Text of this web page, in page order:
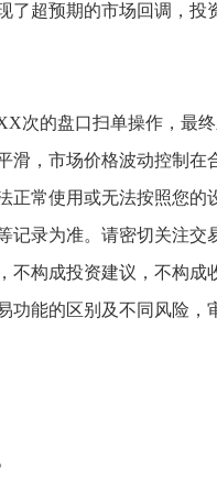
了超预期的市场回调，
次的盘口扫单操作，最
，市场价格波动控制在
正常使用或无法按照您
记录为准。请密切关注
不构成投资建议，不构
能的区别及不同风险，